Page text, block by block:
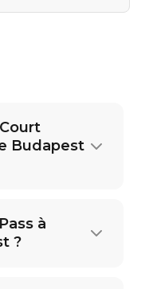
Budapest
à
?